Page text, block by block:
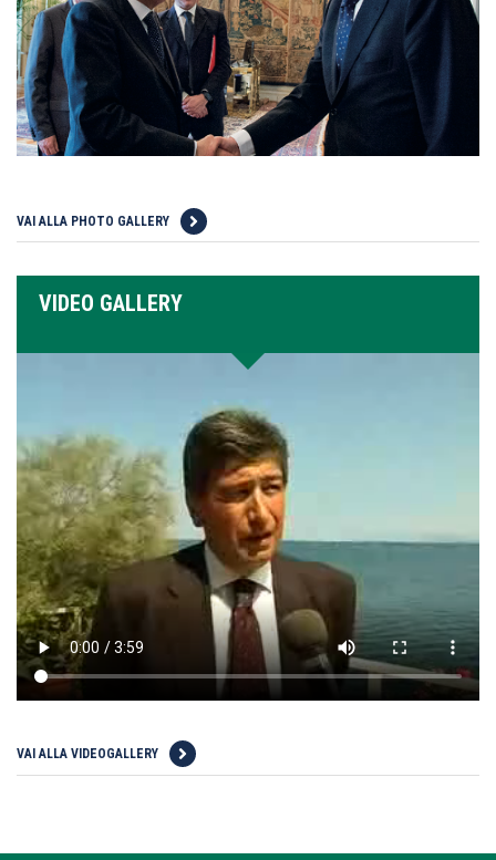
VAI ALLA PHOTO GALLERY
VIDEO GALLERY
VAI ALLA VIDEOGALLERY